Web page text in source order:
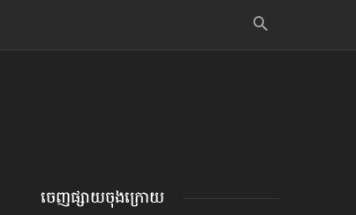
ចេញផ្សាយចុងក្រោយ